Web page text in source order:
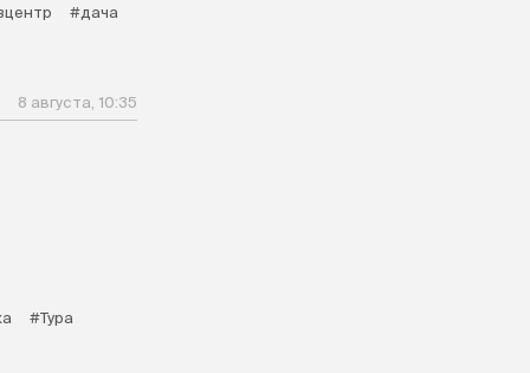
#дача
8 августа, 10:35
#Тура